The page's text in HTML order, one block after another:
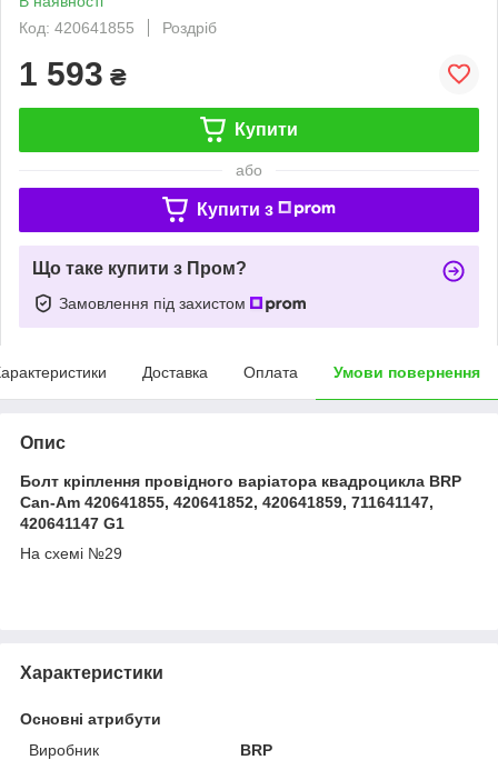
Код: 420641855
Роздріб
1 593 ₴
Купити
або
Купити з
Що таке купити з Пром?
Замовлення під захистом
Доставка Оплата Умови повернення
Опис
Болт кріплення провідного варіатора квадроцикла BRP
Can-Am 420641855, 420641852, 420641859, 711641147,
420641147 G1
На схемі №29
Характеристики
Основні атрибути
Виробник
BRP